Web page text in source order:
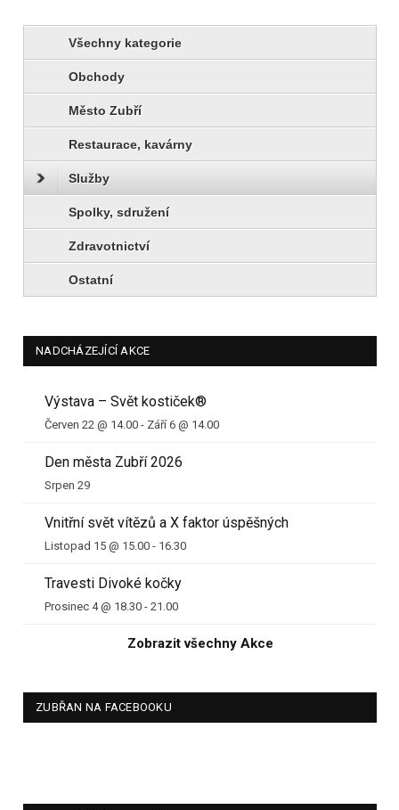
Všechny kategorie
Obchody
Město Zubří
Restaurace, kavárny
Služby
Spolky, sdružení
Zdravotnictví
Ostatní
NADCHÁZEJÍCÍ AKCE
Výstava – Svět kostiček®
Červen 22 @ 14.00 - Září 6 @ 14.00
Den města Zubří 2026
Srpen 29
Vnitřní svět vítězů a X faktor úspěšných
Listopad 15 @ 15.00 - 16.30
Travesti Divoké kočky
Prosinec 4 @ 18.30 - 21.00
Zobrazit všechny Akce
ZUBŘAN NA FACEBOOKU